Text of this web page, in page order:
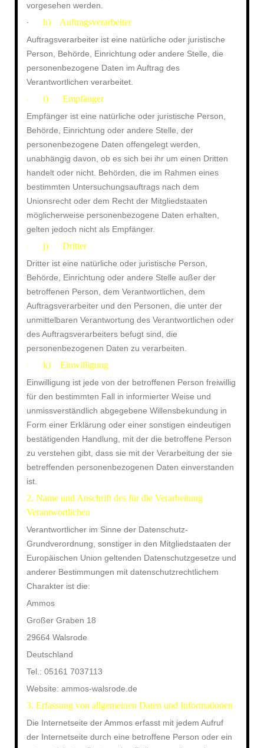
vorgesehen werden.
· h) Auftragsverarbeiter
Auftragsverarbeiter ist eine natürliche oder juristische
Person, Behörde, Einrichtung oder andere Stelle, die
personenbezogene Daten im Auftrag des
Verantwortlichen verarbeitet.
· i) Empfänger
Empfänger ist eine natürliche oder juristische Person,
Behörde, Einrichtung oder andere Stelle, der
personenbezogene Daten offengelegt werden,
unabhängig davon, ob es sich bei ihr um einen Dritten
handelt oder nicht. Behörden, die im Rahmen eines
bestimmten Untersuchungsauftrags nach dem
Unionsrecht oder dem Recht der Mitgliedstaaten
möglicherweise personenbezogene Daten erhalten,
gelten jedoch nicht als Empfänger.
· j) Dritter
Dritter ist eine natürliche oder juristische Person,
Behörde, Einrichtung oder andere Stelle außer der
betroffenen Person, dem Verantwortlichen, dem
Auftragsverarbeiter und den Personen, die unter der
unmittelbaren Verantwortung des Verantwortlichen oder
des Auftragsverarbeiters befugt sind, die
personenbezogenen Daten zu verarbeiten.
· k) Einwilligung
Einwilligung ist jede von der betroffenen Person freiwillig
für den bestimmten Fall in informierter Weise und
unmissverständlich abgegebene Willensbekundung in
Form einer Erklärung oder einer sonstigen eindeutigen
bestätigenden Handlung, mit der die betroffene Person
zu verstehen gibt, dass sie mit der Verarbeitung der sie
betreffenden personenbezogenen Daten einverstanden
ist.
2. Name und Anschrift des für die Verarbeitung
Verantwortlichen
Verantwortlicher im Sinne der Datenschutz-
Grundverordnung, sonstiger in den Mitgliedstaaten der
Europäischen Union geltenden Datenschutzgesetze und
anderer Bestimmungen mit datenschutzrechtlichem
Charakter ist die:
Ammos
Großer Graben 18
29664 Walsrode
Deutschland
Tel.: 05161 7037113
Website: ammos-walsrode.de
3. Erfassung von allgemeinen Daten und Informationen
Die Internetseite der Ammos erfasst mit jedem Aufruf
der Internetseite durch eine betroffene Person oder ein